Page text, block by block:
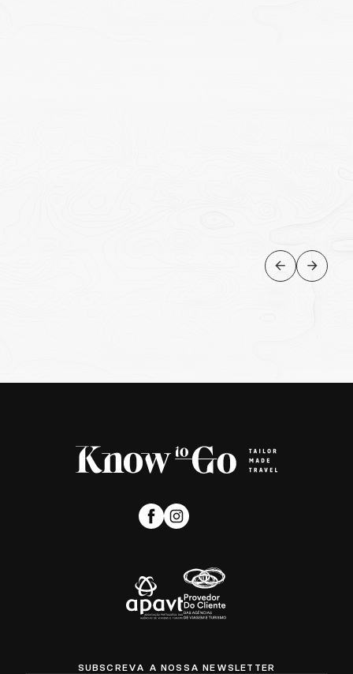
Cruzeiro em navio a vapor até
SUBSCREVA A NOSSA NEWSLETTER